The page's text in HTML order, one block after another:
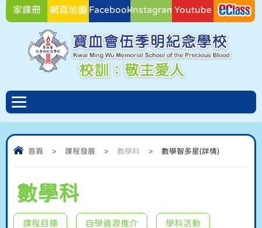
家課冊 網頁地圖 FacebookInstagramYoutube
首頁 > 課程發展 > 數學科 > 數學智多星(詳情)
數學科
課程目標 自學資源推介 學科活動